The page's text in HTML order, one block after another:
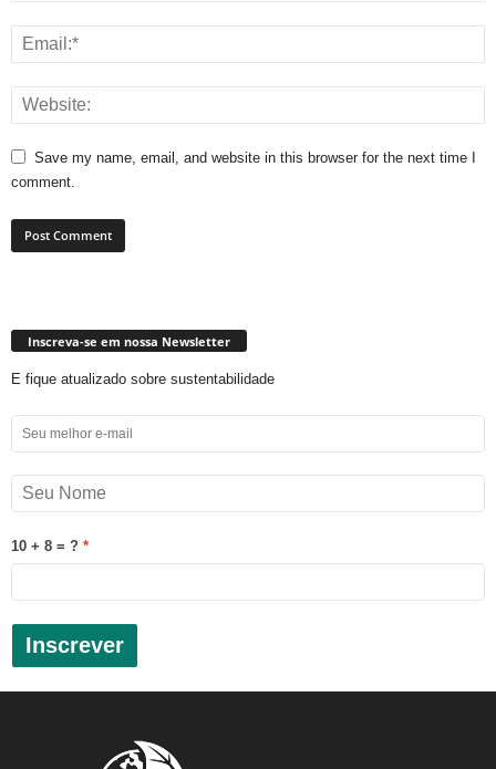
Save my name, email, and website in this browser for the next time I
comment.
Inscreva-se em nossa Newsletter
E fique atualizado sobre sustentabilidade
10 + 8 = ?
Inscrever